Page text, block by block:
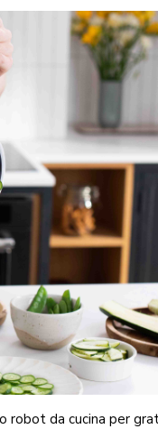
robot da cucina per